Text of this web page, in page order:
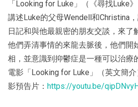
「Looking for Luke」（《尋找Luke
講述Luke的父母Wendell和Christina
日記和與他最親密的朋友交談，來了
他們弄清事情的來龍去脈後，他們開
相，並意識到抑鬱症是一種可以治療
電影「Looking for Luke」（英文簡
影預告片： https://youtu.be/